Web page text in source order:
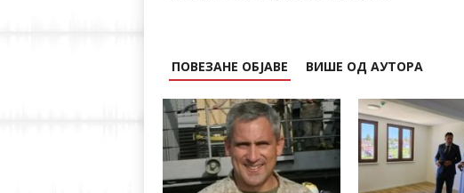
ПОВЕЗАНЕ ОБЈАВЕ ВИШЕ ОД АУТОРА